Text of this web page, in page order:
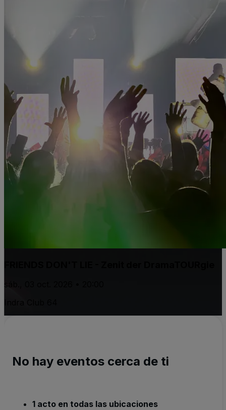
sáb., 03 oct. 2026 • 20:00
No hay eventos cerca de ti
1 acto en todas las ubicaciones